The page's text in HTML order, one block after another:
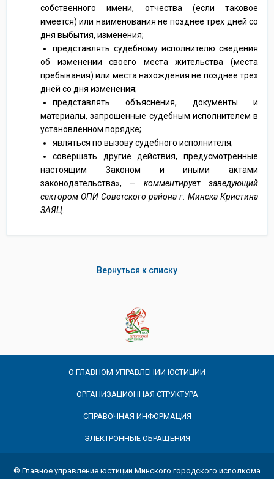
собственного имени, отчества (если таковое
имеется) или наименования не позднее трех дней со
дня выбытия, изменения;
представлять судебному исполнителю сведения
об изменении своего места жительства (места
пребывания) или места нахождения не позднее трех
дней со дня изменения;
представлять объяснения, документы и
материалы, запрошенные судебным исполнителем в
установленном порядке;
являться по вызову судебного исполнителя;
совершать другие действия, предусмотренные
настоящим Законом и иными актами
законодательства», – комментирует заведующий
сектором ОПИ Советского района г. Минска Кристина
ЗАЯЦ.
Вернуться к списку
О ГЛАВНОМ УПРАВЛЕНИИ ЮСТИЦИИ
ОРГАНИЗАЦИОННАЯ СТРУКТУРА
СПРАВОЧНАЯ ИНФОРМАЦИЯ
ЭЛЕКТРОННЫЕ ОБРАЩЕНИЯ
© Главное управление юстиции Минского городского исполкома